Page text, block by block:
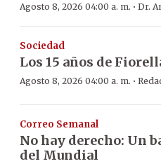
Agosto 8, 2026 04:00 a. m. · Dr.
Sociedad
Los 15 años de
Agosto 8, 2026 04:00 a. m. ·
Correo Semanal
No hay derecho: Un
del Mundial